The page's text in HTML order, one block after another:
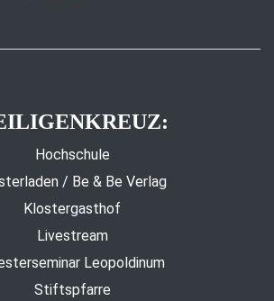
Hochschule
/ Be & Be Verlag
Klostergasthof
Livestream
Leopoldinum
Stiftspfarre